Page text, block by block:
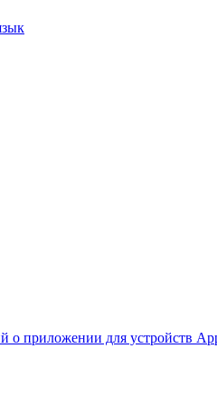
о приложении для устройств